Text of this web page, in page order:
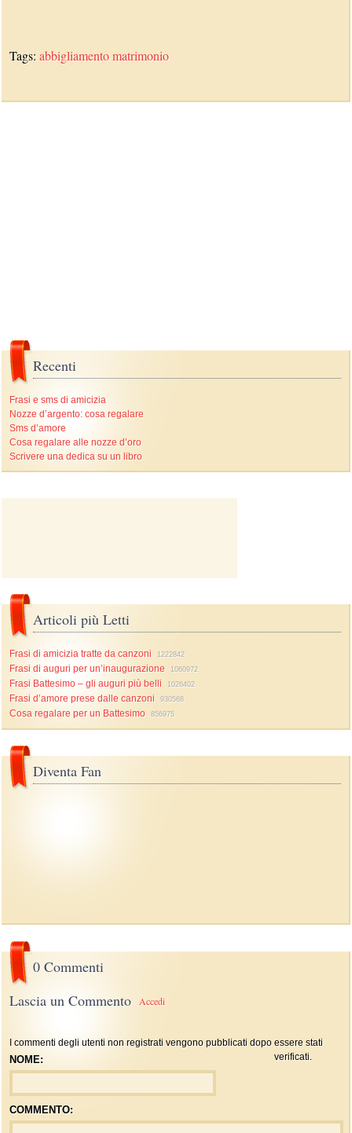
Tags:abbigliamentomatrimonio
Recenti
Frasi e sms di amicizia
Nozze d’argento: cosa regalare
Sms d’amore
Cosa regalare alle nozze d’oro
Scrivere una dedica su un libro
Articoli più Letti
Frasi di amicizia tratte da canzoni 1222842
Frasi di auguri per un’inaugurazione 1060972
Frasi Battesimo – gli auguri più belli 1026402
Frasi d’amore prese dalle canzoni 930568
Cosa regalare per un Battesimo 856975
Diventa Fan
0 Commenti
Lascia un Commento
Accedi
I commenti degli utenti non registrati vengono pubblicati dopo essere stati
verificati.
NOME:
COMMENTO: